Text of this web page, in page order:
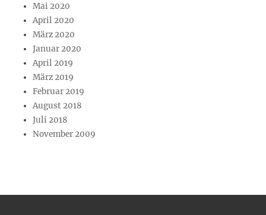
Mai 2020
April 2020
März 2020
Januar 2020
April 2019
März 2019
Februar 2019
August 2018
Juli 2018
November 2009